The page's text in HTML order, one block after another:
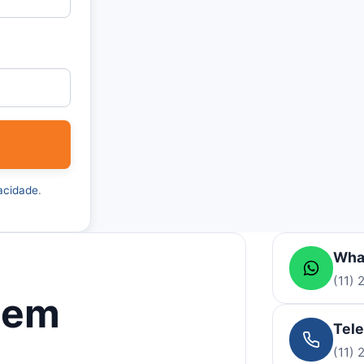
.
(11)
(11)